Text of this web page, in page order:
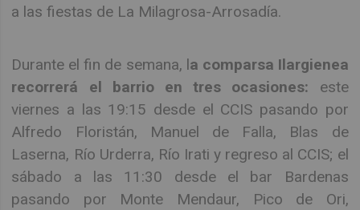
a las fiestas de La Milagrosa-Arrosadía.
Durante el fin de semana, la comparsa Ilargienea
recorrerá el barrio en tres ocasiones: este
viernes a las 19:15 desde el CCIS pasando por
Alfredo Floristán, Manuel de Falla, Blas de
Laserna, Río Urderra, Río Irati y regreso al CCIS; el
sábado a las 11:30 desde el bar Bardenas
pasando por Monte Mendaur, Pico de Ori,